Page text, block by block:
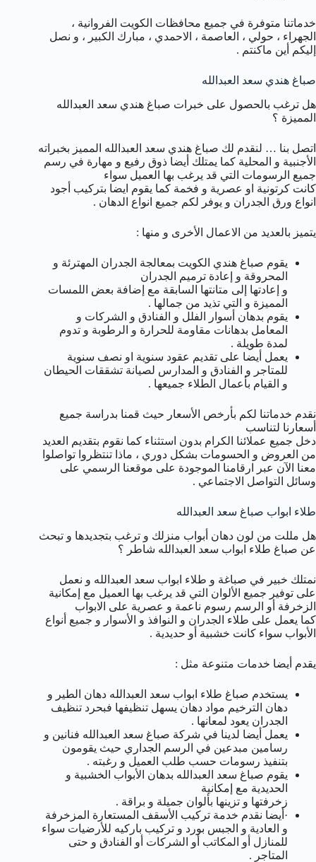
خدماتنا متوفرة في جميع محافظات الكويت الفروانية ،
الجهراء ، حولي ، العاصمة ، الاحمدي ، مبارك الكبير ، و نصل
إليكم أين ماكنتم .
صباغ هندي سعد العبدالله
هل ترغب بالحصول على خبرات صباغ هندي سعد العبدالله
المميزة ؟
اتصل بنا … لنقدم لك صباغ هندي سعد العبدالله المميز بخبراته
الأجنبية و المحلية كما يمتلك أيضا ذوق رفيع و مهارة في رسم
جميع الرسومات التي قد يرغب بها العميل سواء
كانت كرتونية او عصرية و فخمة كما يقوم ايضا بتركيب أجود
انواع ورق الجدران و يوفر لكم جميع انواع الدهان .
يتميز بالعديد من الاعمال الأخرى و منها :
يقوم صباغ هندي الكويت بمعالجة الجدران المهترئة و
المحروقة و إعادة ترميم الجدران
و إعادتها إلى متانتها السابقة مع إضافة بعض اللمسات
المميزة و التي تذيد من جمالها .
يقوم بدهان أسوار الفلل و الفنادق و الشركات و
المعامل بدهانات مقاومة للحرارة و الرطوبة و تدوم
لمدة طويلة .
يعمل أيضا على تقديم عقود سنوية او نصف سنوية
للمتاجر و الفنادق و المدارس لصيانة تشققات الحيطان
و القيام بأعمال الطلاء جميعها .
نقدم خدماتنا لكم بأرخص الأسعار حيث قمنا بدراسة جميع
أسعارنا لتناسب
دخل جميع عملائنا الكرام بدون استثناء كما نقوم بتقديم العديد
من العروض و الحسومات بشكل دوري ، ماذا تنتظروا تواصلوا
معنا الآن عبر ارقامنا الموجودة على موقعنا الرسمي على
وسائل التواصل الاجتماعي .
طلاء ابواب صباغ سعد العبدالله
هل مللت من لون دهان أبواب منزلك و ترغب بتجديدها و تبحث
عن صباغ طلاء ابواب سعد العبدالله شاطر ؟
نمتلك خبير في صباغة و طلاء ابواب سعد العبدالله و نعمل
على توفير جميع الألوان التي قد يرغب بها العميل مع إمكانية
الزخرفة أو الرسم رسوم ناعمة و عصرية على الابواب
كما يعمل على طلاء الجدران و النوافذ و الأسوار و جميع أنواع
الأبواب سواء كانت خشبية أو حديدية .
يقدم أيضا خدمات متنوعة مثل :
يستخدم صباغ طلاء ابواب سعد العبدالله دهان الطير و
دهان الترخيم مواد دهان يسهل تنظيفها فبحرد تنظيف
الجدران يعود لمعانها .
يعمل أيضا لدينا في شركة صباغ سعد العبدالله فنانين و
رسامين مبدعين في الرسم الجداري حيث يقومون
بتنفيذ رسومات حسب طلب العميل و رغبته .
يقوم صباغ سعد العبدالله بدهان الأبواب الخشبية و
الحديدية مع إمكانية
زخرفتها و تزينها بألوان جميلة و براقة .
·أيضا نقدم خدمة تركيب الأسقف المستعارة المزخرفة
و العادية و الجبس بورد و تركيب باركيه للأرضيات سواء
للمنازل أو المكاتب أو الشركات أو الفنادق و حتى
المتاجر .